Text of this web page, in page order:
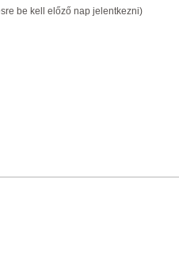
be kell előző nap jelentkezni)